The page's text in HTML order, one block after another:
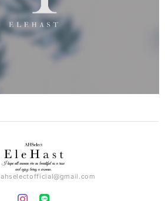
ahselectofficial@gmail.com